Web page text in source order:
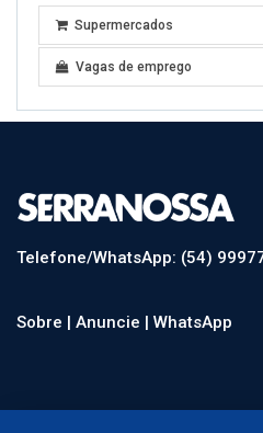
Supermercados
Vagas de emprego
Telefone/WhatsApp: (54)
Sobre | Anuncie | WhatsApp